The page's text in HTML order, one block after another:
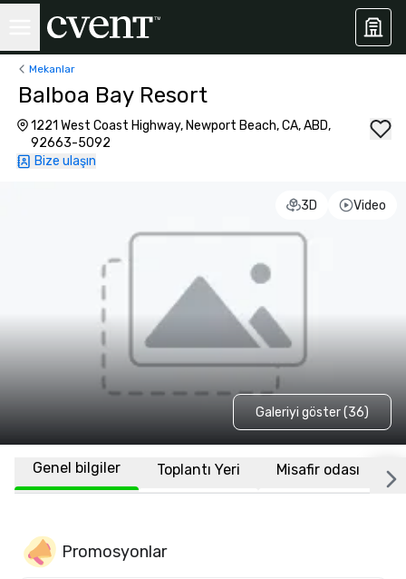
Mekanlar
Balboa Bay Resort
1221 West Coast Highway, Newport Beach, CA, ABD,
92663-5092
Bize ulaşın
3D Video
Galeriyi göster (36)
Genel bilgiler Toplantı Yeri Misafir odası
Promosyonlar